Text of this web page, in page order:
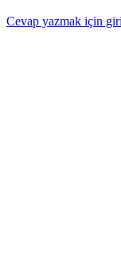
Cevap yazmak için